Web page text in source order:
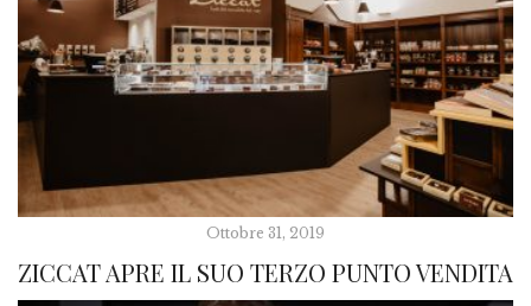
Ottobre 31, 2019
ZICCAT APRE IL SUO TERZO PUNTO VENDITA